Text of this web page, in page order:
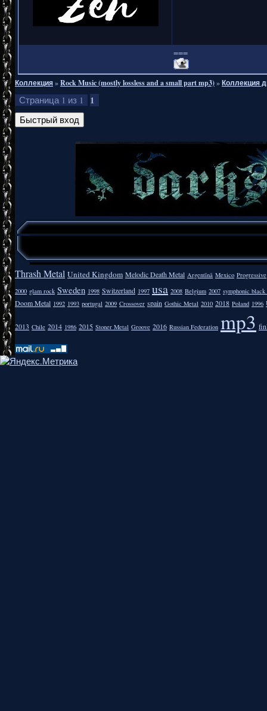
===
Коллекция»Rock Music (mostly lossless and a small part mp3)»Коллекция
Страница 1 из 1 1
Thrash Metal United Kingdom Melodic Death Metal Argentīnā Mexico Progressive
2000 glam rock Sweden 1998 Switzerland 1997 usa 2008 Belgium 2007 symphonic
Doom Metal 1992 1993 portugal 2009 Crossover spain Gothic Metal 2010 2018 Poland 1996
2013 Chile 2014 1986 2015 Stoner Metal Groove 2016 Russian Federation mp3